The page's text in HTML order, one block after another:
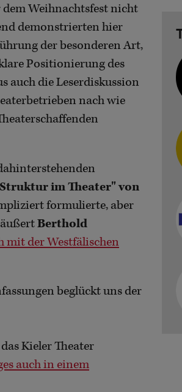
Weihnachtsfest nicht
demonstrierten hier
der besonderen Art,
Positionierung des
auch die Leserdiskussion
nach wie
im Theater" von
formulierte, aber
Berthold
mit der Westfälischen
beglückt uns der
Kieler Theater
auch in einem